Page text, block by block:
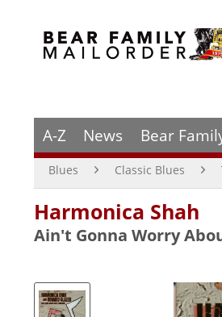
A-Z News Bear
Blues Classic Blues
Harmonica Shah
Ain't Gonna Worry